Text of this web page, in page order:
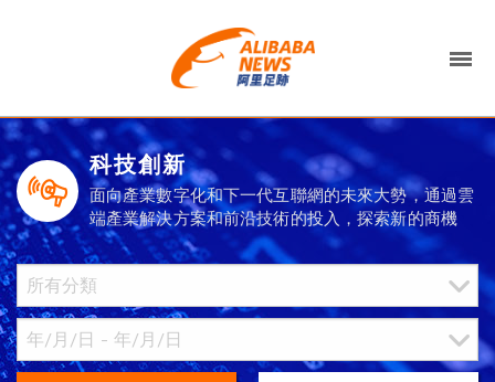
科技創新
面向產業數字化和下一代互聯網的未來大勢，通過雲
端產業解決方案和前沿技術的投入，探索新的商機